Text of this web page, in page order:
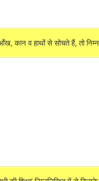
कान व हाथों से सोचते हैं, तो